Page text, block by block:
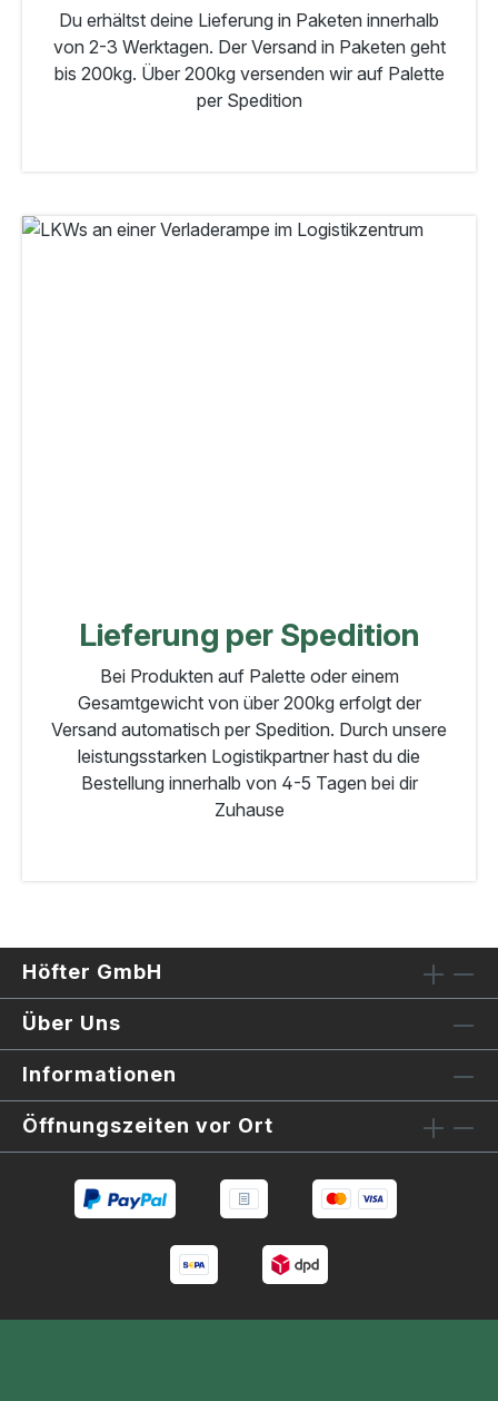
Du erhältst deine Lieferung in Paketen innerhalb
von 2-3 Werktagen. Der Versand in Paketen geht
bis 200kg. Über 200kg versenden wir auf Palette
per Spedition
Lieferung per Spedition
Bei Produkten auf Palette oder einem
Gesamtgewicht von über 200kg erfolgt der
Versand automatisch per Spedition. Durch unsere
leistungsstarken Logistikpartner hast du die
Bestellung innerhalb von 4-5 Tagen bei dir
Zuhause
Höfter GmbH
Über Uns
Informationen
Öffnungszeiten vor Ort